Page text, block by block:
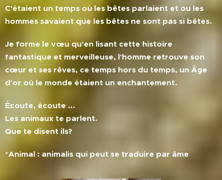
C'étaient un temps où les bêtes parlaient et ou les
hommes savaient que les bêtes ne sont pas si bêtes.
Je forme le vœu qu'en lisant cette histoire
fantastique et merveilleuse, l'homme retrouve son
cœur et ses rêves, ce temps hors du temps, un Âge
d'or où le monde étaient un enchantement.
Écoute, écoute ...
Les animaux te parlent.
Que te disent ils?
*Animal : animalis qui peut se traduire par âme